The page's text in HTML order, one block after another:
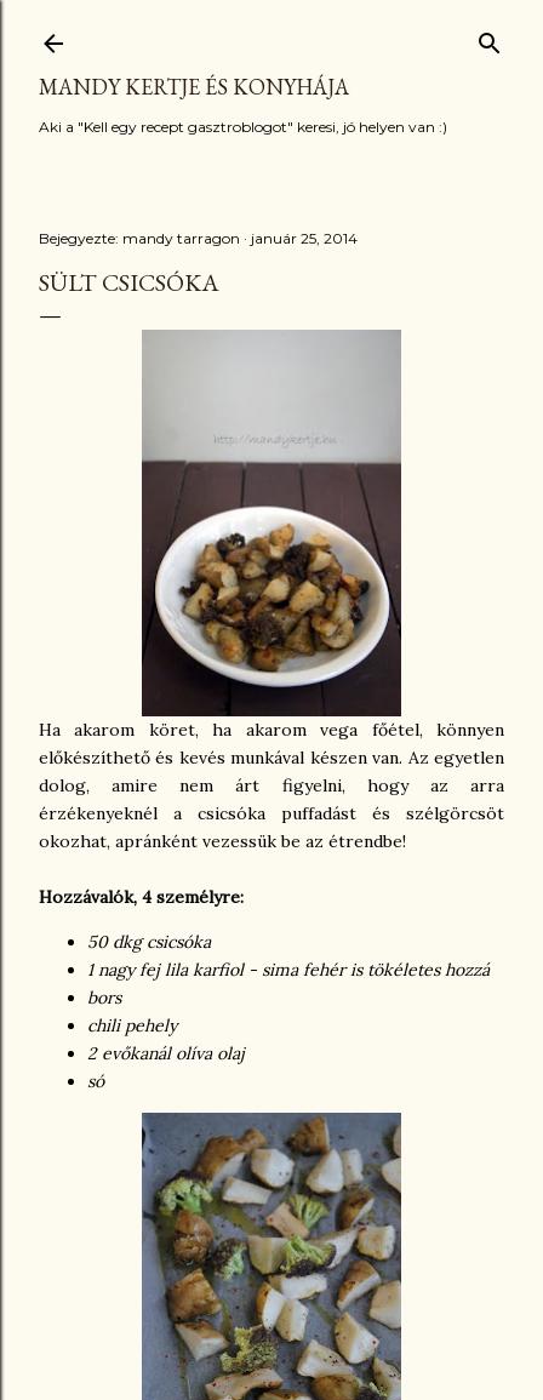
MANDY KERTJE ÉS KONYHÁJA
Aki a "Kell egy recept gasztroblogot" keresi, jó helyen van :)
Bejegyezte: mandy tarragon január 25, 2014
SÜLT CSICSÓKA
Ha akarom köret, ha akarom vega főétel, könnyen
előkészíthető és kevés munkával készen van. Az egyetlen
dolog, amire nem árt figyelni, hogy az arra
érzékenyeknél a csicsóka puffadást és szélgörcsöt
okozhat, apránként vezessük be az étrendbe!
Hozzávalók, 4 személyre:
50 dkg csicsóka
1 nagy fej lila karfiol - sima fehér is tökéletes hozzá
bors
chili pehely
2 evőkanál olíva olaj
só